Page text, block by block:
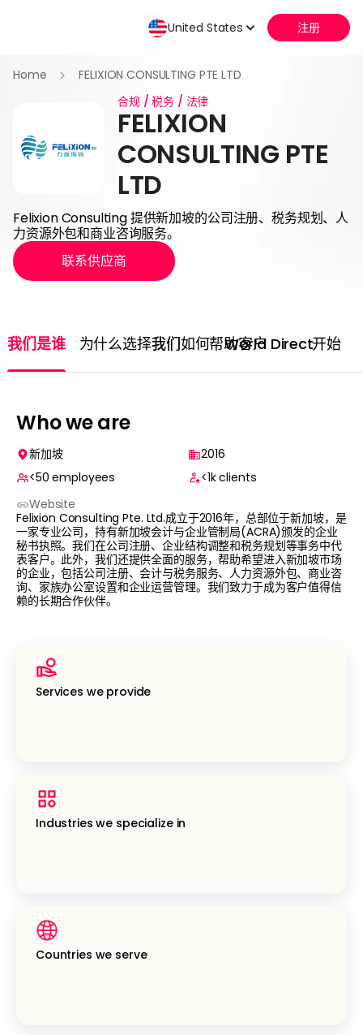
Home
FELIXION CONSULTING PTE LTD
合规 / 税务 / 法律
FELIXION
CONSULTING PTE
LTD
Felixion Consulting 提供新加坡的公司注册、税务规划、人
力资源外包和商业咨询服务。
联系供应商
我们是谁 为什么选择我们我们如何帮助客户World Direct开始
Who we are
新加坡
2016
<50 employees <1kclients
Website
Felixion Consulting Pte. Ltd.成立于2016年，总部位于新加坡，是
一家专业公司，持有新加坡会计与企业管制局(ACRA)颁发的企业
秘书执照。我们在公司注册、企业结构调整和税务规划等事务中代
表客户。此外，我们还提供全面的服务，帮助希望进入新加坡市场
的企业，包括公司注册、会计与税务服务、人力资源外包、商业咨
询、家族办公室设置和企业运营管理。我们致力于成为客户值得信
赖的长期合作伙伴。
Services we provide
Industries we specialize in
Countries we serve
United States 注册